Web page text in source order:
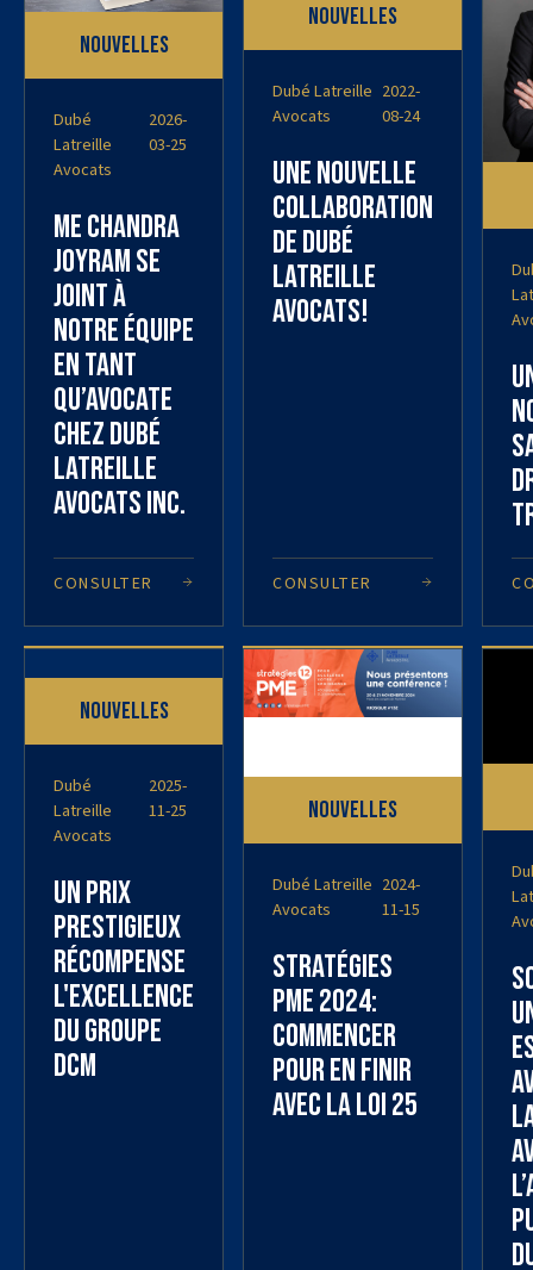
Nouvelles
Dubé
Latreille
Avocats
2026-
03-25
Me Chandra
Joyram se
joint à
notre équipe
en tant
qu’avocate
chez Dubé
Latreille
Avocats Inc.
CONSULTER
Nouvelles
Dubé Latreille
Avocats
2022-
08-24
Une nouvelle
collaboration
de Dubé
Latreille
Avocats!
CONSULTER
Nouvelles
Dubé
Latreille
Avocats
2025-
11-25
Un prix
prestigieux
récompense
l'excellence
du Groupe
DCM
Nouvelles
Dubé Latreille
Avocats
2024-
11-15
Stratégies
PME 2024:
commencer
pour en finir
avec la Loi 25